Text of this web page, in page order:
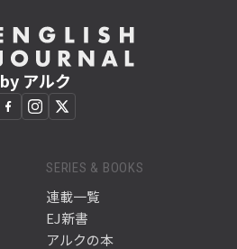
by アルク
SERIES & BOOKS
連載一覧
EJ新書
アルクの本